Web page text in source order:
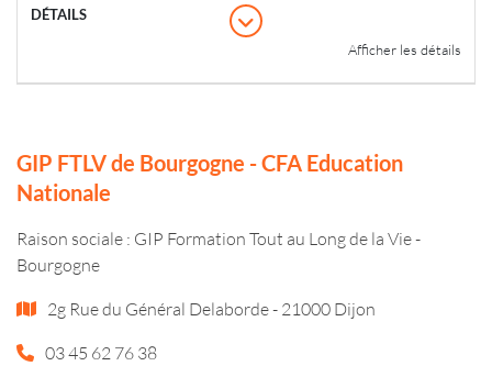
Afficher les détails
GIP FTLV de Bourgogne - CFA Education
Nationale
Raison sociale : GIP Formation Tout au Long de la Vie -
Bourgogne
2g Rue du Général Delaborde - 21000 Dijon
03 45 62 76 38